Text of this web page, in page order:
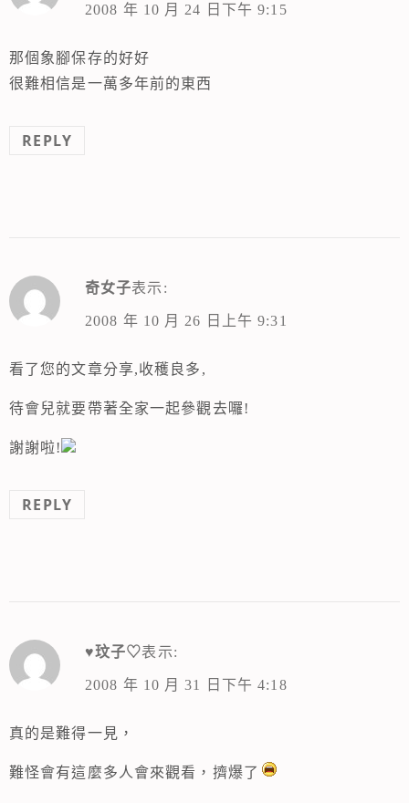
2008 年 10 月 24 日下午 9:15
那個象腳保存的好好
很難相信是一萬多年前的東西
REPLY
奇女子表示:
2008 年 10 月 26 日上午 9:31
看了您的文章分享,收穫良多,
待會兒就要帶著全家一起參觀去囉!
謝謝啦!
REPLY
♥玟子♡表示:
2008 年 10 月 31 日下午 4:18
真的是難得一見，
難怪會有這麼多人會來觀看，擠爆了